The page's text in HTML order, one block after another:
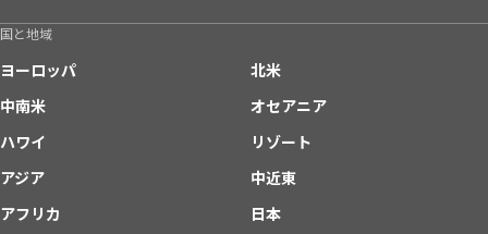
国と地域
ヨーロッパ
北米
中南米
オセアニア
ハワイ
リゾート
アジア
中近東
アフリカ
日本